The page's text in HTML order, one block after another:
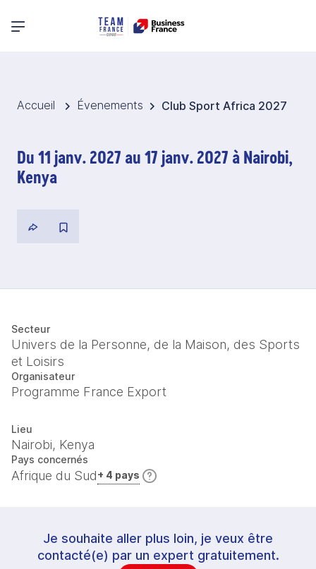
Menu principal
Accueil Évenements Club Sport Africa 2027
Du 11 janv. 2027 au 17 janv. 2027 à Nairobi,
Kenya
Secteur
Univers de la Personne, de la Maison, des Sports
et Loisirs
Organisateur
Programme France Export
Lieu
Nairobi, Kenya
Pays concernés
Afrique du Sud+ 4 pays
Je souhaite aller plus loin, je veux être
contacté(e) par un expert gratuitement.